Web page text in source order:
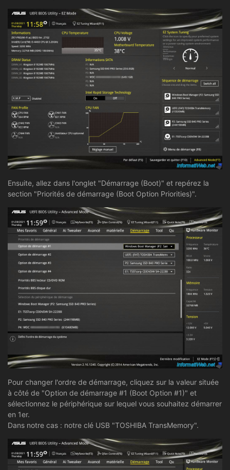
Ensuite, allez dans l'onglet "Démarrage (Boot)" et repérez la
section "Priorités de démarrage (Boot Option Priorities)".
Pour changer l'ordre de démarrage, cliquez sur la valeur située
à côté de "Option de démarrage #1 (Boot Option #1)" et
sélectionnez le périphérique sur lequel vous souhaitez démarrer
en 1er.
Dans notre cas : notre clé USB "TOSHIBA TransMemory".